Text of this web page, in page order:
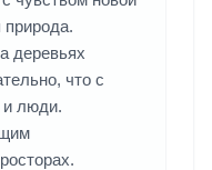
деревьях
что с
и люди.